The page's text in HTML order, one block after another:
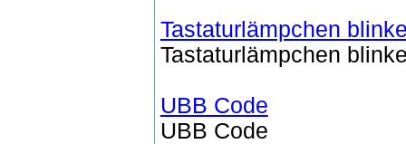
Tastaturlämpchen
Tastaturlämpchen
UBB Code
UBB Code